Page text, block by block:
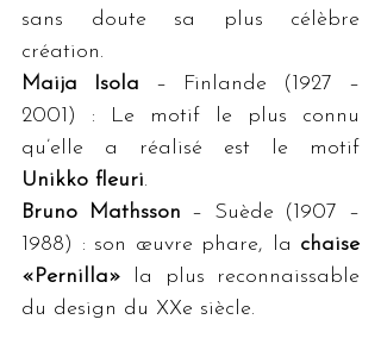
sans doute sa plus célèbre
création.
Maija Isola – Finlande (1927 –
2001) : Le motif le plus connu
Unikko fleuri.
Bruno Mathsson – Suède (1907 –
1988) : son œuvre phare, la chaise
«Pernilla» la plus reconnaissable
du design du XXe siècle.